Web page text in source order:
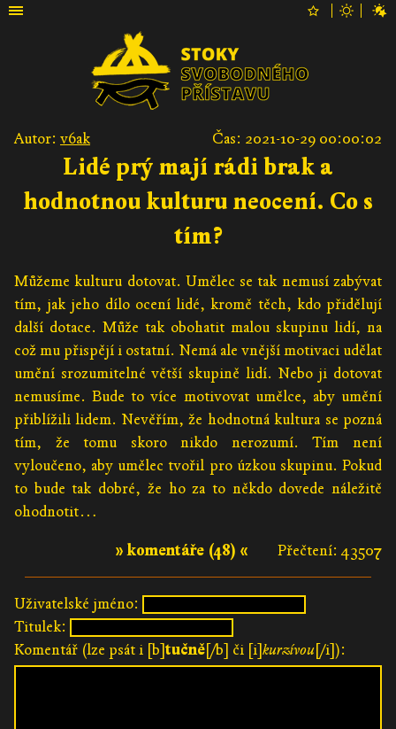
Autor: v6ak Čas: 2021-10-29 00:00:02
Lidé prý mají rádi brak a
hodnotnou kulturu neocení. Co s
tím?
Můžeme kulturu dotovat. Umělec se tak nemusí zabývat
tím, jak jeho dílo ocení lidé, kromě těch, kdo přidělují
další dotace. Může tak obohatit malou skupinu lidí, na
což mu přispějí i ostatní. Nemá ale vnější motivaci udělat
umění srozumitelné větší skupině lidí. Nebo ji dotovat
nemusíme. Bude to více motivovat umělce, aby umění
přiblížili lidem. Nevěřím, že hodnotná kultura se pozná
tím, že tomu skoro nikdo nerozumí. Tím není
vyloučeno, aby umělec tvořil pro úzkou skupinu. Pokud
to bude tak dobré, že ho za to někdo dovede náležitě
ohodnotit…
Přečtení: 43507
» komentáře (48) «
Uživatelské jméno:
Titulek:
Komentář (lze psát i [b]tučně[/b] či [i]kurzívou[/i]):